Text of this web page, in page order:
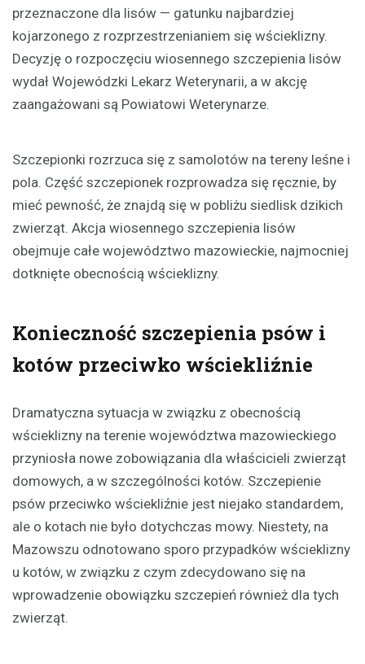
przeznaczone dla lisów — gatunku najbardziej
kojarzonego z rozprzestrzenianiem się wścieklizny.
Decyzję o rozpoczęciu wiosennego szczepienia lisów
wydał Wojewódzki Lekarz Weterynarii, a w akcję
zaangażowani są Powiatowi Weterynarze.
Szczepionki rozrzuca się z samolotów na tereny leśne i
pola. Część szczepionek rozprowadza się ręcznie, by
mieć pewność, że znajdą się w pobliżu siedlisk dzikich
zwierząt. Akcja wiosennego szczepienia lisów
obejmuje całe województwo mazowieckie, najmocniej
dotknięte obecnością wścieklizny.
Konieczność szczepienia psów i
kotów przeciwko wściekliźnie
Dramatyczna sytuacja w związku z obecnością
wścieklizny na terenie województwa mazowieckiego
przyniosła nowe zobowiązania dla właścicieli zwierząt
domowych, a w szczególności kotów. Szczepienie
psów przeciwko wściekliźnie jest niejako standardem,
ale o kotach nie było dotychczas mowy. Niestety, na
Mazowszu odnotowano sporo przypadków wścieklizny
u kotów, w związku z czym zdecydowano się na
wprowadzenie obowiązku szczepień również dla tych
zwierząt.